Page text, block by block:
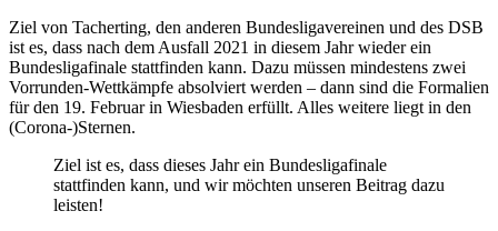
Ziel von Tacherting, den anderen Bundesligavereinen und des DSB
ist es, dass nach dem Ausfall 2021 in diesem Jahr wieder ein
Bundesligafinale stattfinden kann. Dazu müssen mindestens zwei
Vorrunden-Wettkämpfe absolviert werden – dann sind die Formalien
für den 19. Februar in Wiesbaden erfüllt. Alles weitere liegt in den
(Corona-)Sternen.
Ziel ist es, dass dieses Jahr ein Bundesligafinale
stattfinden kann, und wir möchten unseren Beitrag dazu
leisten!